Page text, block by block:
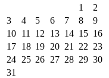
1
2
3
4 5 6 7 8
9
10 11 12 13 14 15 16
17 18 19 20 21 22 23
24 25 26 27 28 29 30
31